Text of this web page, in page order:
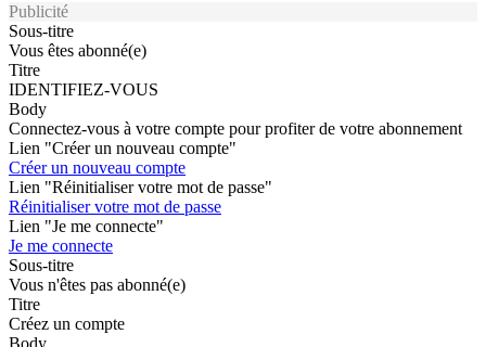
Publicité
Sous-titre
Vous êtes abonné(e)
Titre
IDENTIFIEZ-VOUS
Body
Connectez-vous à votre compte pour profiter de votre abonnement
Lien "Créer un nouveau compte"
Créer un nouveau compte
Lien "Réinitialiser votre mot de passe"
Réinitialiser votre mot de passe
Lien "Je me connecte"
Je me connecte
Sous-titre
Vous n'êtes pas abonné(e)
Titre
Créez un compte
Body